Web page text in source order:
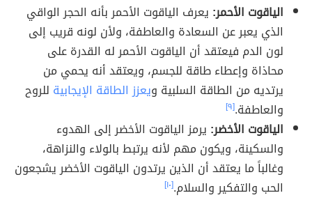
الياقوت الأحمر: يعرف الياقوت الأحمر بأنه الحجر الواقي
الذي يعبر عن السعادة والعاطفة، ولأن لونه قريب إلى
لون الدم فيعتقد أن الياقوت الأحمر له القدرة على
محاذاة وإعطاء طاقة للجسم، ويعتقد أنه يحمي من
يرتديه من الطاقة السلبية ويعزز الطاقة الإيجابية للروح
والعاطفة.[٩]
الياقوت الأخضر: يرمز الياقوت الأخضر إلى الهدوء
والسكينة، ويكون مهم لأنه يرتبط بالولاء والنزاهة،
وغالباً ما يعتقد أن الذين يرتدون الياقوت الأخضر يشجعون
الحب والتفكير والسلام.[١٠]